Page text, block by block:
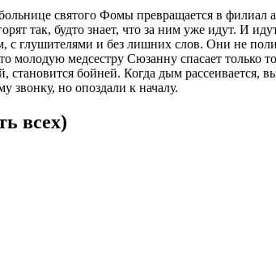
святого Фомы превращается в филиал
так, будто знает, что за ним уже идут. И
с глушителями и без лишних слов. Они не
молодую медсестру Сюзанну спасает только
становится бойней. Когда дым
звонку, но опоздали к началу.
всех)